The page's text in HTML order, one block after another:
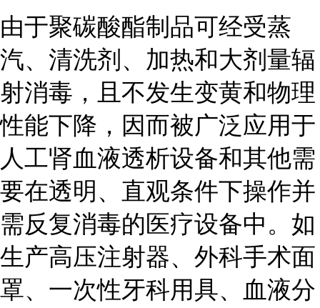
由于聚碳酸酯制品可经受蒸
汽、清洗剂、加热和大剂量辐
射消毒，且不发生变黄和物理
性能下降，因而被广泛应用于
人工肾血液透析设备和其他需
要在透明、直观条件下操作并
需反复消毒的医疗设备中。如
生产高压注射器、外科手术面
罩、一次性牙科用具、血液分